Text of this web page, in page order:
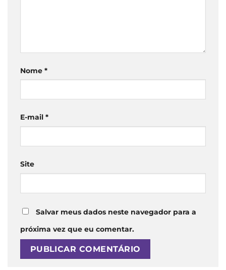
Nome *
E-mail *
Site
Salvar meus dados neste navegador para a
próxima vez que eu comentar.